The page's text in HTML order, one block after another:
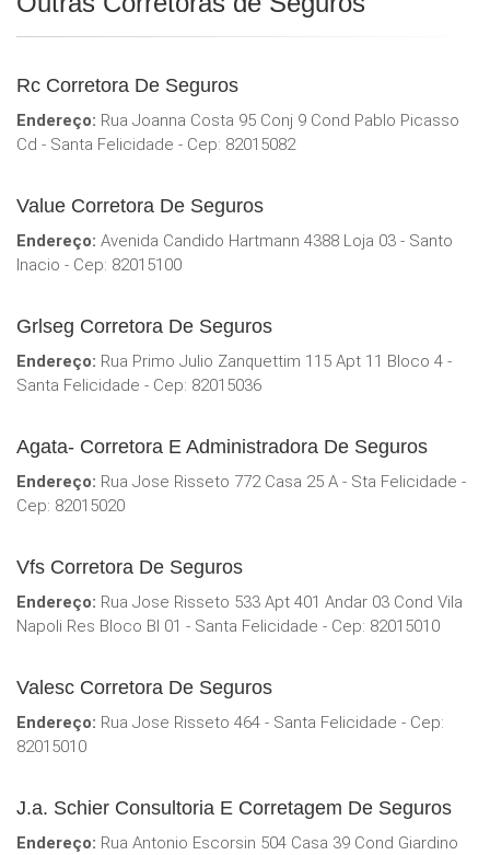
Rc Corretora De Seguros
Endereço: Rua Joanna Costa 95 Conj 9 Cond Pablo Picasso
Cd - Santa Felicidade - Cep: 82015082
Value Corretora De Seguros
Endereço: Avenida Candido Hartmann 4388 Loja 03 - Santo
Inacio - Cep: 82015100
Grlseg Corretora De Seguros
Endereço: Rua Primo Julio Zanquettim 115 Apt 11 Bloco 4 -
Santa Felicidade - Cep: 82015036
Agata- Corretora E Administradora De Seguros
Endereço: Rua Jose Risseto 772 Casa 25 A - Sta Felicidade -
Cep: 82015020
Vfs Corretora De Seguros
Endereço: Rua Jose Risseto 533 Apt 401 Andar 03 Cond Vila
Napoli Res Bloco Bl 01 - Santa Felicidade - Cep: 82015010
Valesc Corretora De Seguros
Endereço: Rua Jose Risseto 464 - Santa Felicidade - Cep:
82015010
J.a. Schier Consultoria E Corretagem De Seguros
Endereço: Rua Antonio Escorsin 504 Casa 39 Cond Giardino